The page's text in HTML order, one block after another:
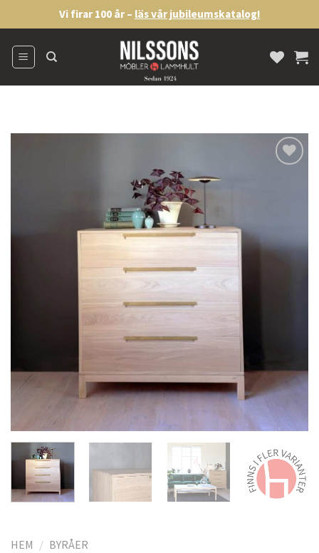
to
content
Vi firar 100 år – läs vår jubileumskatalog!
HEM / BYRÅER